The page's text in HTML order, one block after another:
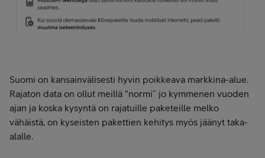
Suomi on kansainvälisesti hyvin poikkeava markkina-alue.
Rajaton data on ollut meillä “normi” jo kymmenen vuoden
ajan ja koska kysyntä on rajatuille paketeille melko
vähäistä, on kyseisten pakettien kehitys myös jäänyt taka-
alalle.